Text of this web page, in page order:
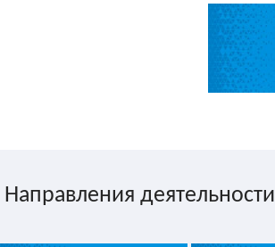
Направления деятельности